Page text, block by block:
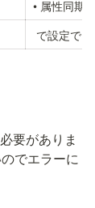
• 属性同期
で設定で
要がありま
でエラーに